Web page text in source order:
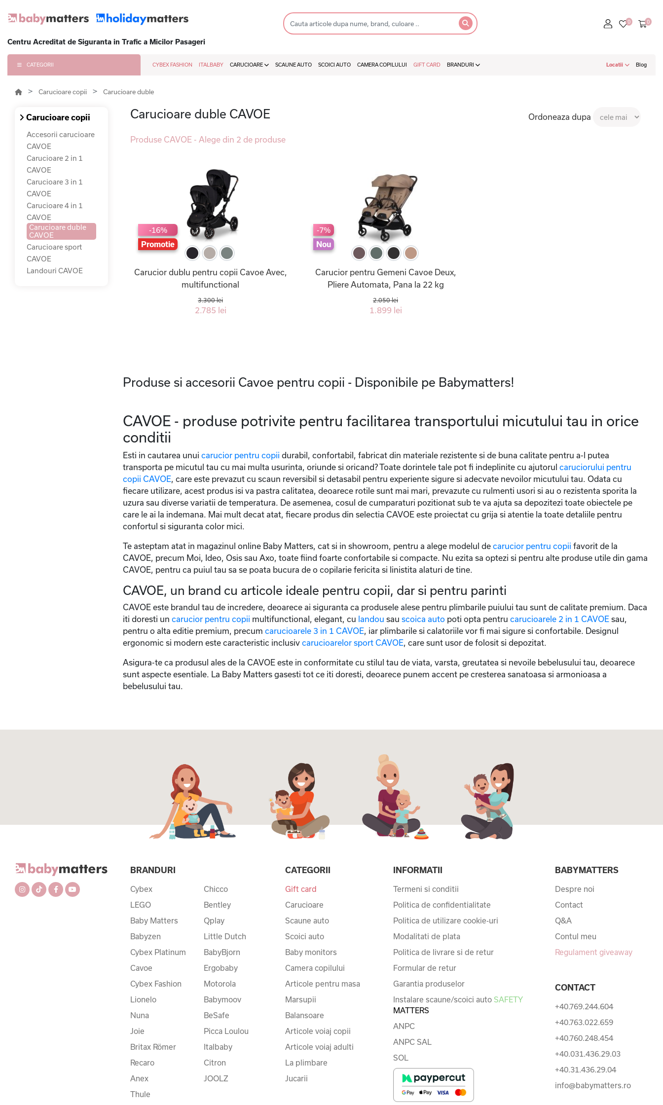
Centru Acreditat de Siguranta in Trafic a Micilor Pasageri
CATEGORII CYBEX FASHION ITALBABY CARUCIOARE SCAUNE AUTO SCOICI AUTO CAMERA COPILULUI GIFT CARD BRANDURI Locatii Blog
Carucioare copii Carucioare duble
Carucioare copii
Accesorii carucioare
CAVOE
Carucioare 2 in 1
CAVOE
Carucioare 3 in 1
CAVOE
Carucioare 4 in 1
CAVOE
Carucioare duble
CAVOE
Carucioare sport
CAVOE
Landouri CAVOE
Carucioare duble CAVOE Ordoneaza dupa
Produse CAVOE - Alege din 2 de produse
-16%
Promotie
Carucior dublu pentru copii Cavoe Avec,
multifunctional
3.300 lei
2.785 lei
-7%
Nou
Carucior pentru Gemeni Cavoe Deux,
Pliere Automata, Pana la 22 kg
2.050 lei
1.899 lei
Produse si accesorii Cavoe pentru copii - Disponibile pe Babymatters!
CAVOE - produse potrivite pentru facilitarea transportului micutului tau in orice
conditii
Esti in cautarea unui carucior pentru copii durabil, confortabil, fabricat din materiale rezistente si de buna calitate pentru a-l putea
transporta pe micutul tau cu mai multa usurinta, oriunde si oricand? Toate dorintele tale pot fi indeplinite cu ajutorul caruciorului pentru
copii CAVOE, care este prevazut cu scaun reversibil si detasabil pentru experiente sigure si adecvate nevoilor micutului tau. Odata cu
fiecare utilizare, acest produs isi va pastra calitatea, deoarece rotile sunt mai mari, prevazute cu rulmenti usori si au o rezistenta sporita la
uzura sau diverse variatii de temperatura. De asemenea, cosul de cumparaturi pozitionat sub te va ajuta sa depozitezi toate obiectele pe
care le ai la indemana. Mai mult decat atat, fiecare produs din selectia CAVOE este proiectat cu grija si atentie la toate detaliile pentru
confortul si siguranta color mici.
Te asteptam atat in magazinul online Baby Matters, cat si in showroom, pentru a alege modelul de carucior pentru copii favorit de la
CAVOE, precum Moi, Ideo, Osis sau Axo, toate fiind foarte confortabile si compacte. Nu ezita sa optezi si pentru alte produse utile din gama
CAVOE, pentru ca puiul tau sa se poata bucura de o copilarie fericita si linistita alaturi de tine.
CAVOE, un brand cu articole ideale pentru copii, dar si pentru parinti
CAVOE este brandul tau de incredere, deoarece ai siguranta ca produsele alese pentru plimbarile puiului tau sunt de calitate premium. Daca
iti doresti un carucior pentru copii multifunctional, elegant, cu landou sau scoica auto poti opta pentru carucioarele 2 in 1 CAVOE sau,
pentru o alta editie premium, precum carucioarele 3 in 1 CAVOE, iar plimbarile si calatoriile vor fi mai sigure si confortabile. Designul
ergonomic si modern este caracteristic inclusiv carucioarelor sport CAVOE, care sunt usor de folosit si depozitat.
Asigura-te ca produsul ales de la CAVOE este in conformitate cu stilul tau de viata, varsta, greutatea si nevoile bebelusului tau, deoarece
sunt aspecte esentiale. La Baby Matters gasesti tot ce iti doresti, deoarece punem accent pe cresterea sanatoasa si armonioasa a
bebelusului tau.
BRANDURI
Cybex
LEGO
Baby Matters
Babyzen
Cybex Platinum
Cavoe
Cybex Fashion
Lionelo
Nuna
Joie
Britax Römer
Recaro
Anex
Thule
Chicco
Bentley
Qplay
Little Dutch
BabyBjorn
Ergobaby
Motorola
Babymoov
BeSafe
Picca Loulou
Italbaby
Citron
JOOLZ
CATEGORII
Gift card
Carucioare
Scaune auto
Scoici auto
Baby monitors
Camera copilului
Articole pentru masa
Marsupii
Balansoare
Articole voiaj copii
Articole voiaj adulti
La plimbare
Jucarii
INFORMATII
Termeni si conditii
Politica de confidentialitate
Politica de utilizare cookie-uri
Modalitati de plata
Politica de livrare si de retur
Formular de retur
Garantia produselor
Instalare scaune/scoici auto SAFETY
MATTERS
ANPC
ANPC SAL
SOL
BABYMATTERS
Despre noi
Contact
Q&A
Contul meu
Regulament giveaway
CONTACT
+40.769.244.604
+40.763.022.659
+40.760.248.454
+40.031.436.29.03
+40.31.436.29.04
info@babymatters.ro